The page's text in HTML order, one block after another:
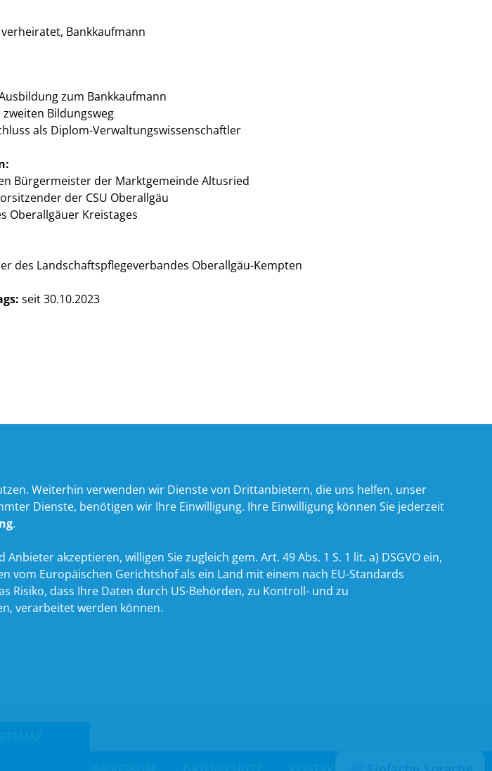
Bankkaufmann
zum Bankkaufmann
Bildungsweg
als Diplom-Verwaltungswissenschaftler
Bürgermeister der Marktgemeinde Altusried
der CSU Oberallgäu
Oberallgäuer Kreistages
des Landschaftspflegeverbandes Oberallgäu-Kempten
seit 30.10.2023
Weiterhin verwenden wir Dienste von Drittanbietern, die uns helfen, unser
Dienste, benötigen wir Ihre Einwilligung. Ihre Einwilligung können Sie jederzeit
.
Anbieter akzeptieren, willigen Sie zugleich gem. Art. 49 Abs. 1 S. 1 lit. a) DSGVO ein,
vom Europäischen Gerichtshof als ein Land mit einem nach EU-Standards
Risiko, dass Ihre Daten durch US-Behörden, zu Kontroll- und zu
verarbeitet werden können.